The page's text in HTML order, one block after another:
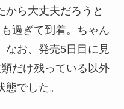
から大丈夫だろうと
過ぎて到着。ちゃん
なお、発売5日目に見
だけ残っている以外
でした。